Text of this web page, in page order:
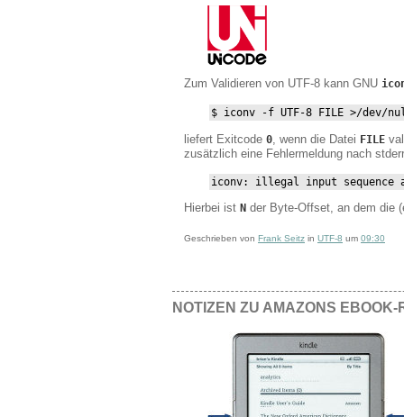
Zum Validieren von UTF-8 kann GNU
$ iconv -f UTF-8 FILE >/dev/
liefert Exitcode 0 , wenn die Datei FILE
zusätzlich eine Fehlermeldung nach
iconv: illegal input sequence
Hierbei ist N der Byte-Offset, an dem die
Geschrieben von Frank Seitz in UTF-8 um 09:30
NOTIZEN ZU AMAZONS